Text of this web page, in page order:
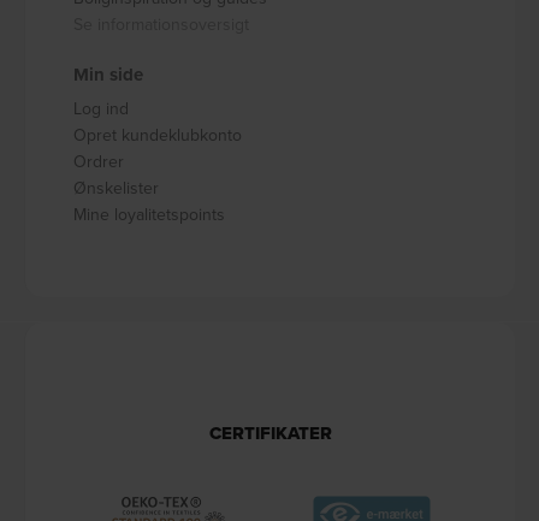
Min side
Log ind
Opret kundeklubkonto
Ordrer
Ønskelister
Mine loyalitetspoints
CERTIFIKATER